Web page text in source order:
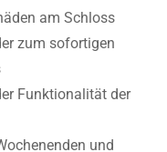
am Schloss
zum sofortigen
Funktionalität der
und